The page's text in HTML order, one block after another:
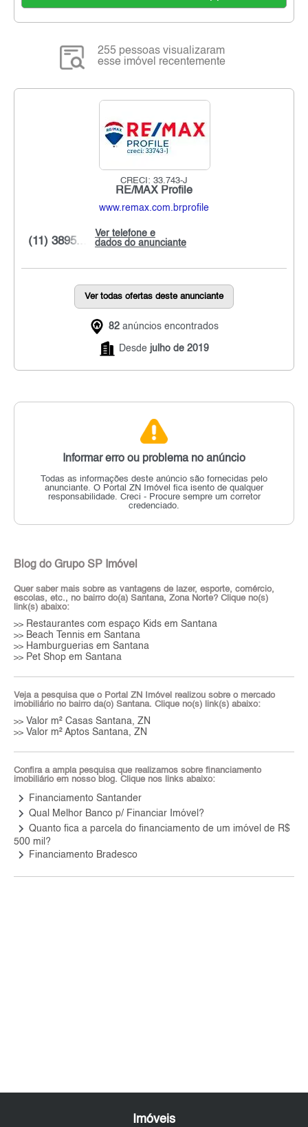
255 pessoas visualizaram
esse imóvel recentemente
CRECI: 33.743-J
RE/MAX Profile
www.remax.com.brprofile
Ver telefone e
dados do anunciante
(11) 3895...
Ver todas ofertas deste anunciante
82 anúncios encontrados
Desde julho de 2019
Informar erro ou problema no anúncio
Todas as informações deste anúncio são fornecidas pelo
anunciante. O Portal ZN Imóvel fica isento de qualquer
responsabilidade. Creci - Procure sempre um corretor
credenciado.
Blog do Grupo SP Imóvel
Quer saber mais sobre as vantagens de lazer, esporte, comércio,
escolas, etc., no bairro do(a) Santana, Zona Norte? Clique no(s)
link(s) abaixo:
>> Restaurantes com espaço Kids em Santana
>> Beach Tennis em Santana
>> Hamburguerias em Santana
>> Pet Shop em Santana
Veja a pesquisa que o Portal ZN Imóvel realizou sobre o mercado
imobiliário no bairro da(o) Santana. Clique no(s) link(s) abaixo:
>> Valor m² Casas Santana, ZN
>> Valor m² Aptos Santana, ZN
Confira a ampla pesquisa que realizamos sobre financiamento
imobiliário em nosso blog. Clique nos links abaixo:
keyboard_arrow_right Financiamento Santander
keyboard_arrow_right Qual Melhor Banco p/ Financiar Imóvel?
keyboard_arrow_right Quanto fica a parcela do financiamento de um imóvel de R$
500 mil?
keyboard_arrow_right Financiamento Bradesco
Imóveis